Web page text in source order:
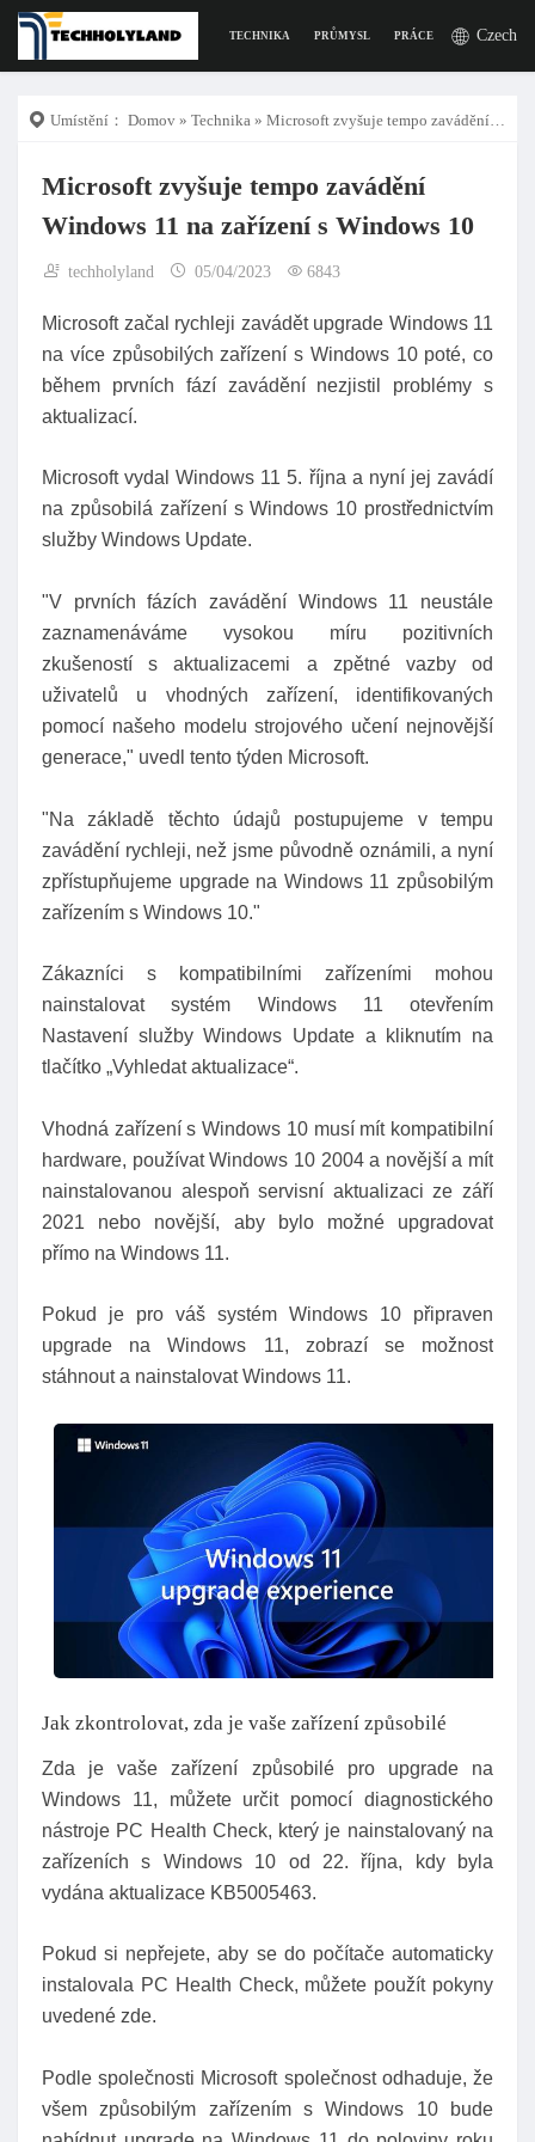
TECHNIKA PRŮMYSL PRÁCE DIGITÁLNÍ
Czech
Umístění： Domov » Technika » Microsoft zvyšuje tempo zavádění Windows 11 na zařízení s Windows 10
Microsoft zvyšuje tempo zavádění
Windows 11 na zařízení s Windows 10
techholyland 05/04/2023 6843
Microsoft začal rychleji zavádět upgrade Windows 11
na více způsobilých zařízení s Windows 10 poté, co
během prvních fází zavádění nezjistil problémy s
aktualizací.
Microsoft vydal Windows 11 5. října a nyní jej zavádí
na způsobilá zařízení s Windows 10 prostřednictvím
služby Windows Update.
"V prvních fázích zavádění Windows 11 neustále
zaznamenáváme vysokou míru pozitivních
zkušeností s aktualizacemi a zpětné vazby od
uživatelů u vhodných zařízení, identifikovaných
pomocí našeho modelu strojového učení nejnovější
generace," uvedl tento týden Microsoft.
"Na základě těchto údajů postupujeme v tempu
zavádění rychleji, než jsme původně oznámili, a nyní
zpřístupňujeme upgrade na Windows 11 způsobilým
zařízením s Windows 10."
Zákazníci s kompatibilními zařízeními mohou
nainstalovat systém Windows 11 otevřením
Nastavení služby Windows Update a kliknutím na
tlačítko „Vyhledat aktualizace“.
Vhodná zařízení s Windows 10 musí mít kompatibilní
hardware, používat Windows 10 2004 a novější a mít
nainstalovanou alespoň servisní aktualizaci ze září
2021 nebo novější, aby bylo možné upgradovat
přímo na Windows 11.
Pokud je pro váš systém Windows 10 připraven
upgrade na Windows 11, zobrazí se možnost
stáhnout a nainstalovat Windows 11.
Jak zkontrolovat, zda je vaše zařízení způsobilé
Zda je vaše zařízení způsobilé pro upgrade na
Windows 11, můžete určit pomocí diagnostického
nástroje PC Health Check, který je nainstalovaný na
zařízeních s Windows 10 od 22. října, kdy byla
vydána aktualizace KB5005463.
Pokud si nepřejete, aby se do počítače automaticky
instalovala PC Health Check, můžete použít pokyny
uvedené zde.
Podle společnosti Microsoft společnost odhaduje, že
všem způsobilým zařízením s Windows 10 bude